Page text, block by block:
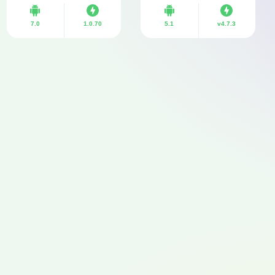
7.0 1.0.70 5.1 v4.7.3